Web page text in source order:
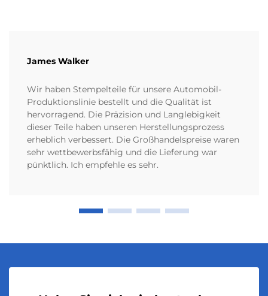
James Walker
Wir haben Stempelteile für unsere Automobil-
Produktionslinie bestellt und die Qualität ist
hervorragend. Die Präzision und Langlebigkeit
dieser Teile haben unseren Herstellungsprozess
erheblich verbessert. Die Großhandelspreise waren
sehr wettbewerbsfähig und die Lieferung war
pünktlich. Ich empfehle es sehr.